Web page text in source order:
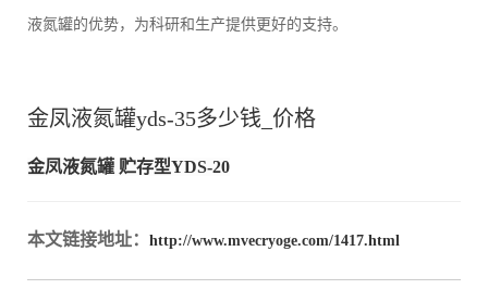
液氮罐的优势，为科研和生产提供更好的支持。
金凤液氮罐yds-35多少钱_价格
金凤液氮罐 贮存型YDS-20
本文链接地址： http://www.mvecryoge.com/1417.html